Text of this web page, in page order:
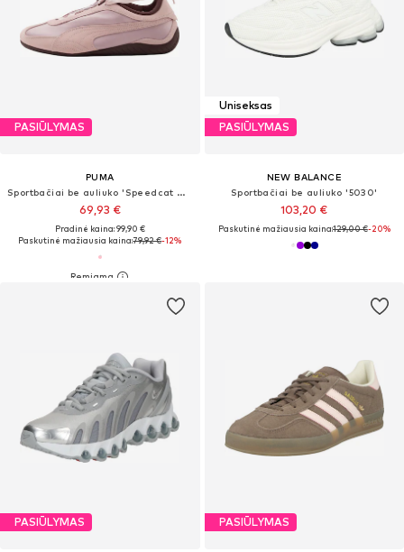
PASIŪLYMAS
PUMA
Sportbačiai be auliuko 'Speedcat Go Etoile'
69,93 €
Pradinė kaina: 99,90 €
Paskutinė mažiausia kaina:79,92 €-12%
Uniseksas
PASIŪLYMAS
NEW BALANCE
Sportbačiai be auliuko '5030'
103,20 €
Paskutinė mažiausia kaina:129,00 €-20%
PASIŪLYMAS PASIŪLYMAS